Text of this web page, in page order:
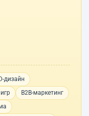
дизайн
B2B-маркетинг